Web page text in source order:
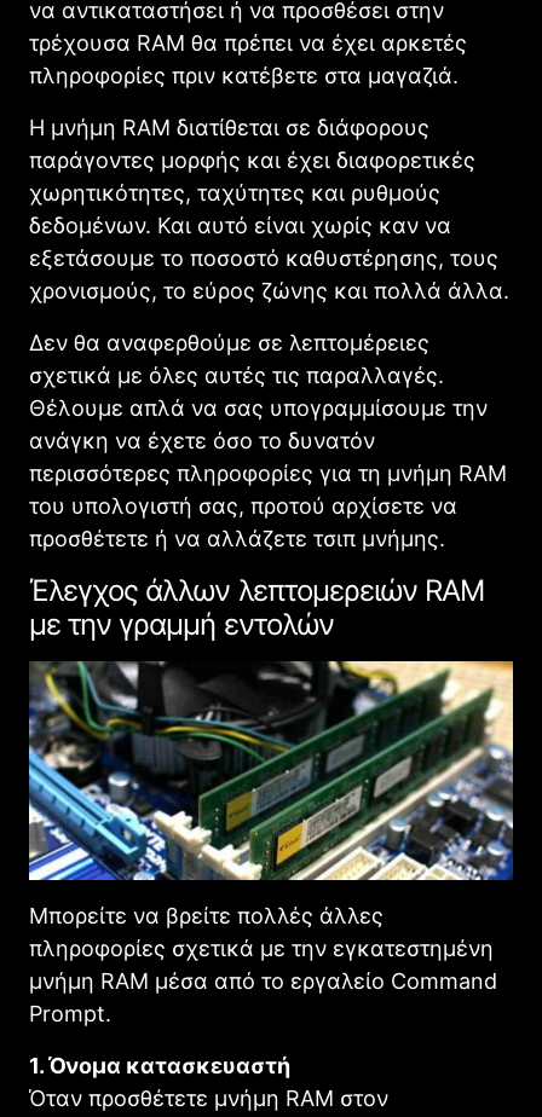
να αντικαταστήσει ή να προσθέσει στην
τρέχουσα RAM θα πρέπει να έχει αρκετές
πληροφορίες πριν κατέβετε στα μαγαζιά.
Η μνήμη RAM διατίθεται σε διάφορους
παράγοντες μορφής και έχει διαφορετικές
χωρητικότητες, ταχύτητες και ρυθμούς
δεδομένων. Και αυτό είναι χωρίς καν να
εξετάσουμε το ποσοστό καθυστέρησης, τους
χρονισμούς, το εύρος ζώνης και πολλά άλλα.
Δεν θα αναφερθούμε σε λεπτομέρειες
σχετικά με όλες αυτές τις παραλλαγές.
Θέλουμε απλά να σας υπογραμμίσουμε την
ανάγκη να έχετε όσο το δυνατόν
περισσότερες πληροφορίες για τη μνήμη RAM
του υπολογιστή σας, προτού αρχίσετε να
προσθέτετε ή να αλλάζετε τσιπ μνήμης.
Έλεγχος άλλων λεπτομερειών RAM
με την γραμμή εντολών
Μπορείτε να βρείτε πολλές άλλες
πληροφορίες σχετικά με την εγκατεστημένη
μνήμη RAM μέσα από το εργαλείο Command
Prompt.
1. Όνομα κατασκευαστή
Όταν προσθέτετε μνήμη RAM στον